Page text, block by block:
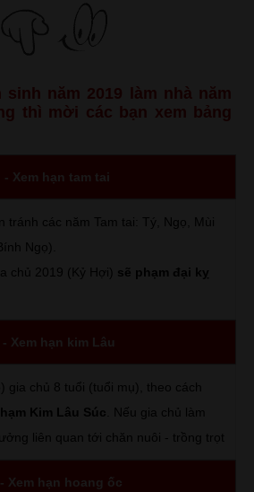
năm 2019 làm nhà năm
thì mời các bạn xem bảng
- Xem hạn tam tai
tránh các năm Tam tai: Tý, Ngọ, Mùi
Ngọ).
chủ 2019 (Kỷ Hợi) sẽ phạm đại kỵ
- Xem hạn kim Lâu
gia chủ 8 tuổi (tuổi mụ), theo cách
Kim Lâu Súc . Nếu gia chủ làm
liên quan tới chăn nuôi - trồng trọt
Xem hạn hoang ốc